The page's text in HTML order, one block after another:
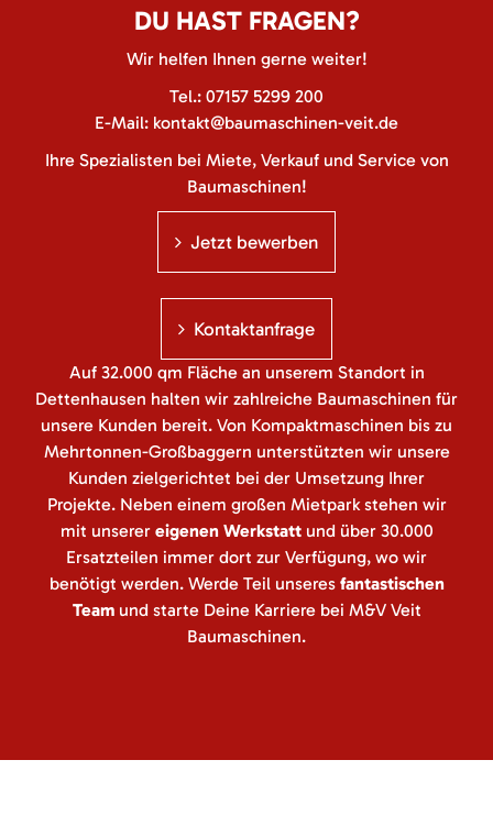
DU HAST FRAGEN?
Wir helfen Ihnen gerne weiter!
Tel.: 07157 5299 200
E-Mail: kontakt@baumaschinen-veit.de
Ihre Spezialisten bei Miete, Verkauf und Service von
Baumaschinen!
Jetzt bewerben
Kontaktanfrage
Auf 32.000 qm Fläche an unserem Standort in
Dettenhausen halten wir zahlreiche Baumaschinen für
unsere Kunden bereit. Von Kompaktmaschinen bis zu
Mehrtonnen-Großbaggern unterstützten wir unsere
Kunden zielgerichtet bei der Umsetzung Ihrer
Projekte. Neben einem großen Mietpark stehen wir
mit unserer eigenen Werkstattund über 30.000
Ersatzteilen immer dort zur Verfügung, wo wir
benötigt werden. Werde Teil unseres fantastischen
Teamund starte Deine Karriere bei M&V Veit
Baumaschinen.